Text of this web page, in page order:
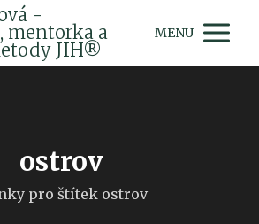
-
mentorka a
JIH®
MENU
ostrov
pro štítek ostrov